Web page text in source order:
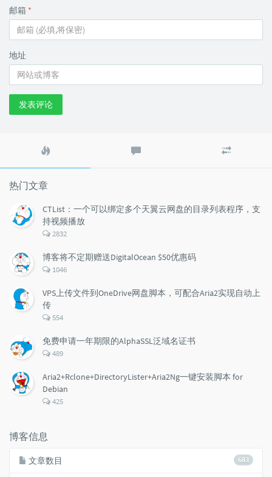
邮箱 *
地址
发表评论
文
评
文
热门文章
CTList：一个可以绑定多个天翼云网盘的目录列表程序，支
持视频播放
评
数：
2832
博客将不定期赠送DigitalOcean $50优惠码
评
数：
1046
VPS上传文件到OneDrive网盘脚本，可配合Aria2实现自动上
传
评
数：
554
免费申请一年期限的AlphaSSL泛域名证书
评
数：
489
Aria2+Rclone+DirectoryLister+Aria2Ng一键安装脚本 for
Debian
评
425
博客信息
683
文章数目